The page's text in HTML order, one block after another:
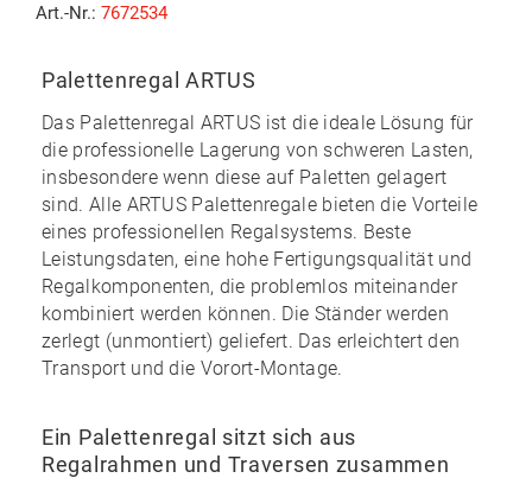
Art.-Nr.: 7672534
Palettenregal ARTUS
Das Palettenregal ARTUS ist die ideale Lösung für
die professionelle Lagerung von schweren Lasten,
insbesondere wenn diese auf Paletten gelagert
sind. Alle ARTUS Palettenregale bieten die Vorteile
eines professionellen Regalsystems. Beste
Leistungsdaten, eine hohe Fertigungsqualität und
Regalkomponenten, die problemlos miteinander
kombiniert werden können. Die Ständer werden
zerlegt (unmontiert) geliefert. Das erleichtert den
Transport und die Vorort-Montage.
Ein Palettenregal sitzt sich aus
Regalrahmen und Traversen zusammen